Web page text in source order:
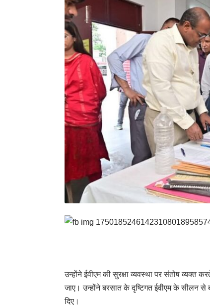
उन्होंने ईवीएम की सुरक्षा व्यवस्था पर संतोष व्यक्त
जाए। उन्होंने बरसात के दृष्टिगत ईवीएम के सीलन से
दिए।